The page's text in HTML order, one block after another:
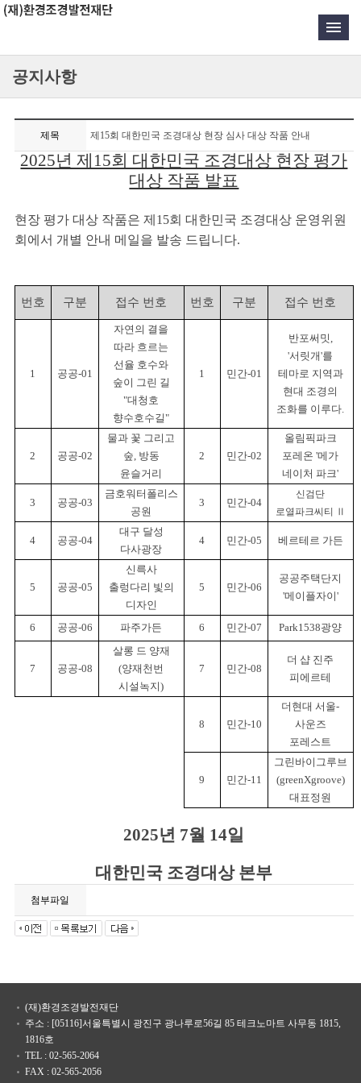
공지사항
제목 제15회 대한민국 조경대상 현장 심사 대상 작품 안내
2025년 제15회 대한민국 조경대상 현장 평가
대상 작품 발표
현장 평가 대상 작품은 제15회 대한민국 조경대상 운영위원
회에서 개별 안내 메일을 발송 드립니다.
번호 구분 접수 번호 번호 구분 접수 번호
1 공공-01
자연의 결을
따라 흐르는
선율 호수와
숲이 그린 길
"대청호
향수호수길"
1 민간-01
반포써밋,
'서릿개'를
테마로 지역과
현대 조경의
조화를 이루다.
2 공공-02
물과 꽃 그리고
숲, 방동
윤슬거리
2 민간-02
올림픽파크
포레온'메가
네이처 파크'
3 공공-03
금호워터폴리스
공원
3 민간-04
신검단
로열파크씨티
Ⅱ
4 공공-04
대구 달성
다사광장
4 민간-05 베르테르 가든
5 공공-05
신륵사
출렁다리 빛의
디자인
5 민간-06
공공주택단지
'메이플자이'
6 공공-06 파주가든 6 민간-07 Park1538광양
7 공공-08
살롱 드 양재
(양재천번
시설녹지)
7 민간-08
더 샵 진주
피에르테
8 민간-10
더현대 서울-
사운즈
포레스트
9 민간-11
그린바이그루브
(greenXgroove)
대표정원
2025년 7월 14일
대한민국 조경대상 본부
첨부파일
(재)환경조경발전재단
주소 : [05116]서울특별시 광진구 광나루로56길 85 테크노마트 사무동 1815,
1816호
TEL : 02-565-2064
FAX : 02-565-2056